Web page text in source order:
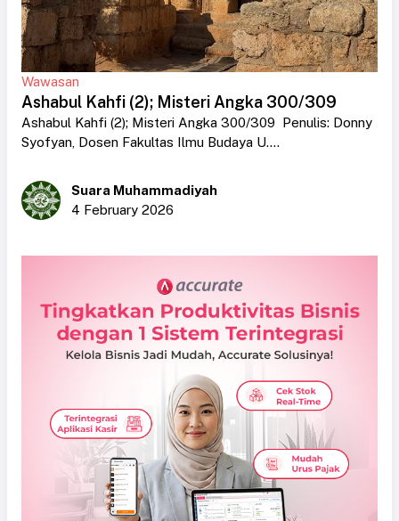
Wawasan
Ashabul Kahfi (2); Misteri Angka 300/309
Ashabul Kahfi (2); Misteri Angka 300/309 Penulis: Donny
Syofyan, Dosen Fakultas Ilmu Budaya U....
Suara Muhammadiyah
4 February 2026